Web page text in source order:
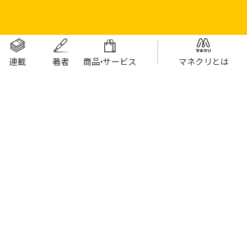
連載 著者 商品・サービス マネクリとは